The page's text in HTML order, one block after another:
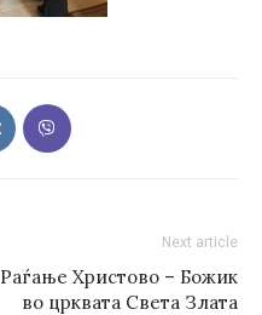
Next article
Раѓање Христово – Божик
во црквата Света Злата